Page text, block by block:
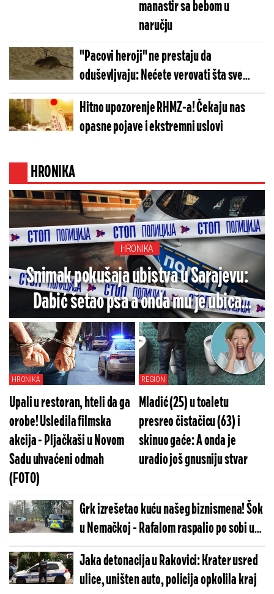
manastir sa bebom u
naručju
"Pacovi heroji" ne prestaju da
oduševljvaju: Nećete verovati šta sve
otkrivaju, a evo šta dobijaju za uspeh
Hitno upozorenje RHMZ-a! Čekaju nas
opasne pojave i ekstremni uslovi
HRONIKA
HRONIKA
Snimak pokušaja ubistva u Sarajevu:
Dabić šetao psa a onda mu je ubica
prišao sa leđa (VIDEO)
HRONIKA
Upali u restoran, hteli da ga
orobe! Usledila filmska
akcija - Pljačkaši u Novom
Sadu uhvaćeni odmah
(FOTO)
REGION
Mladić (25) u toaletu
presreo čistačicu (63) i
skinuo gaće: A onda je
uradio još gnusniju stvar
Grk izrešetao kuću našeg biznismena! Šok
u Nemačkoj - Rafalom raspalio po sobi u
kojoj je spavao Srbin
Jaka detonacija u Rakovici: Krater usred
ulice, uništen auto, policija opkolila kraj